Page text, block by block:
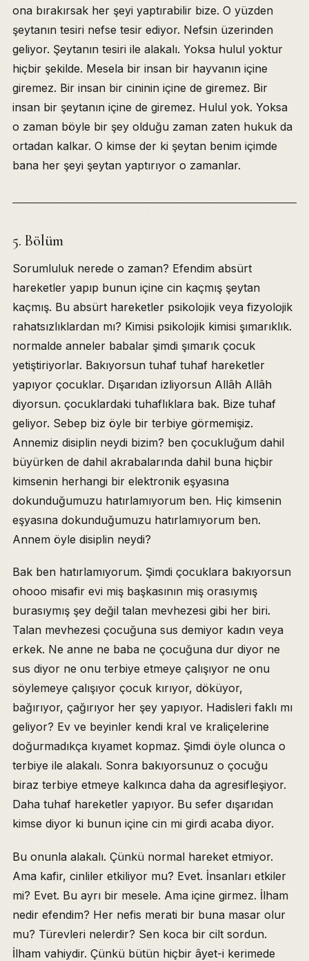
ona bırakırsak her şeyi yaptırabilir bize. O yüzden
şeytanın tesiri nefse tesir ediyor. Nefsin üzerinden
geliyor. Şeytanın tesiri ile alakalı. Yoksa hulul yoktur
hiçbir şekilde. Mesela bir insan bir hayvanın içine
giremez. Bir insan bir cininin içine de giremez. Bir
insan bir şeytanın içine de giremez. Hulul yok. Yoksa
o zaman böyle bir şey olduğu zaman zaten hukuk da
ortadan kalkar. O kimse der ki şeytan benim içimde
bana her şeyi şeytan yaptırıyor o zamanlar.
5. Bölüm
Sorumluluk nerede o zaman? Efendim absürt
hareketler yapıp bunun içine cin kaçmış şeytan
kaçmış. Bu absürt hareketler psikolojik veya fizyolojik
rahatsızlıklardan mı? Kimisi psikolojik kimisi şımarıklık.
normalde anneler babalar şimdi şımarık çocuk
yetiştiriyorlar. Bakıyorsun tuhaf tuhaf hareketler
yapıyor çocuklar. Dışarıdan izliyorsun Allâh Allâh
diyorsun. çocuklardaki tuhaflıklara bak. Bize tuhaf
geliyor. Sebep biz öyle bir terbiye görmemişiz.
Annemiz disiplin neydi bizim? ben çocukluğum dahil
büyürken de dahil akrabalarında dahil buna hiçbir
kimsenin herhangi bir elektronik eşyasına
dokunduğumuzu hatırlamıyorum ben. Hiç kimsenin
eşyasına dokunduğumuzu hatırlamıyorum ben.
Annem öyle disiplin neydi?
Bak ben hatırlamıyorum. Şimdi çocuklara bakıyorsun
ohooo misafir evi miş başkasının miş orasıymış
burasıymış şey değil talan mevhezesi gibi her biri.
Talan mevhezesi çocuğuna sus demiyor kadın veya
erkek. Ne anne ne baba ne çocuğuna dur diyor ne
sus diyor ne onu terbiye etmeye çalışıyor ne onu
söylemeye çalışıyor çocuk kırıyor, döküyor,
bağırıyor, çağırıyor her şey yapıyor. Hadisleri faklı mı
geliyor? Ev ve beyinler kendi kral ve kraliçelerine
doğurmadıkça kıyamet kopmaz. Şimdi öyle olunca o
terbiye ile alakalı. Sonra bakıyorsunuz o çocuğu
biraz terbiye etmeye kalkınca daha da agresifleşiyor.
Daha tuhaf hareketler yapıyor. Bu sefer dışarıdan
kimse diyor ki bunun içine cin mi girdi acaba diyor.
Bu onunla alakalı. Çünkü normal hareket etmiyor.
Ama kafir, cinliler etkiliyor mu? Evet. İnsanları etkiler
mi? Evet. Bu ayrı bir mesele. Ama içine girmez. İlham
nedir efendim? Her nefis merati bir buna masar olur
mu? Türevleri nelerdir? Sen koca bir cilt sordun.
İlham vahiydir. Çünkü bütün hiçbir âyet-i kerimede